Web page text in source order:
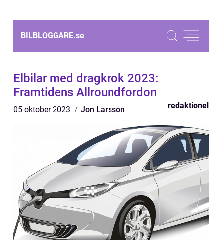
BILBLOGGARE.se
Elbilar med dragkrok 2023:
Framtidens Allroundfordon
05 oktober 2023 Jon Larsson redaktionel